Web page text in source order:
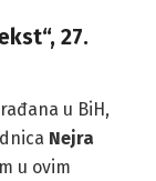
27.
u BiH,
Nejra
u ovim